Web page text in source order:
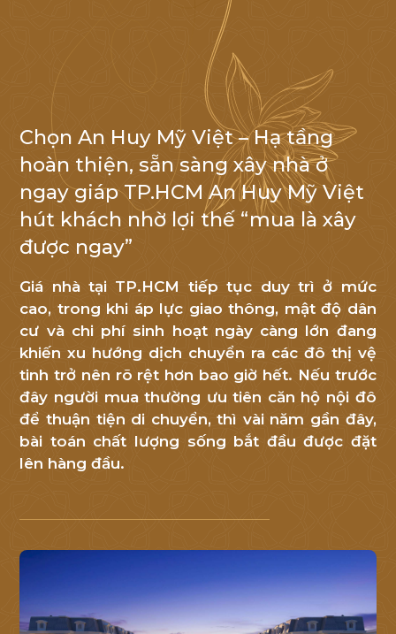
Chọn An Huy Mỹ Việt – Hạ tầng
hoàn thiện, sẵn sàng xây nhà ở
ngay giáp TP.HCM An Huy Mỹ Việt
hút khách nhờ lợi thế “mua là xây
được ngay”
Giá nhà tại TP.HCM tiếp tục duy trì ở mức
cao, trong khi áp lực giao thông, mật độ dân
cư và chi phí sinh hoạt ngày càng lớn đang
khiến xu hướng dịch chuyển ra các đô thị vệ
tinh trở nên rõ rệt hơn bao giờ hết. Nếu trước
đây người mua thường ưu tiên căn hộ nội đô
để thuận tiện di chuyển, thì vài năm gần đây,
bài toán chất lượng sống bắt đầu được đặt
lên hàng đầu.
NHẬN TIN
Cảm
ơn
Quý
hàng
đã
quan
tâm
đến
An
Huy
Mỹ
vui